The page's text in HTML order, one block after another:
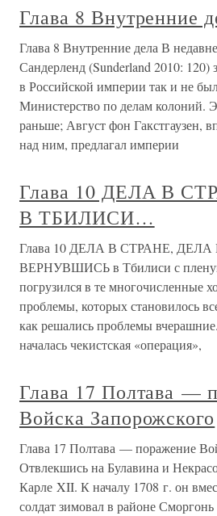
Глава 8 Внутренние
Глава 8 Внутренние дела В
Сандерленд (Sunderland 2010: 120)
в Российской империи так и не
Министерство по делам колоний.
раньше; Август фон Гакстгаузен,
над ним, предлагал империи
Глава 10 ДЕЛА В
В ТБИЛИСИ…
Глава 10 ДЕЛА В СТРАНЕ,
ВЕРНУВШИСЬ в Тбилиси с
погрузился в те многочисленные
проблемы, которых становилось
как решались проблемы
началась чекистская «операция»,
Глава 17 Полтава —
Войска Запорожского
Глава 17 Полтава — поражение
Отвлекшись на Булавина и
Карле XII. К началу 1708 г. он
солдат зимовал в районе